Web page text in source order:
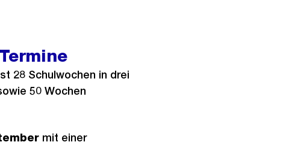
28 Schulwochen in drei
50 Wochen
mit einer